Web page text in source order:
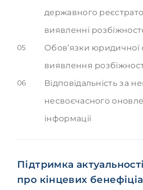
державного
виявленні
05
Обов’язки юридичної
виявлення
06
Відповідальність за
несвоєчасного
інформації
Підтримка
про кінцевих